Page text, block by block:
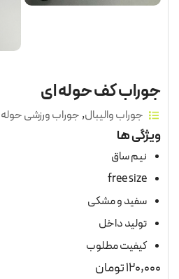
جوراب کف حوله ای
جوراب والیبال, جوراب ورزشی
ویژگی ها
نیم ساق
free size
سفید و مشکی
تولید داخل
کیفیت مطلوب
120,000تومان